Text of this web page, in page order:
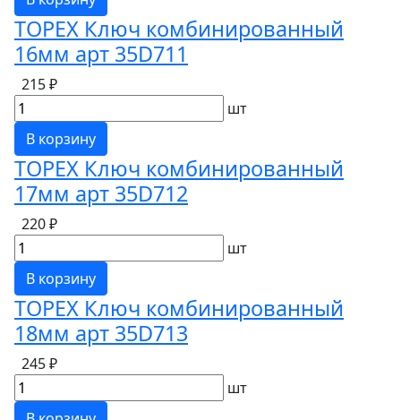
TOPEX Ключ комбинированный
16мм арт 35D711
215 ₽
шт
В корзину
TOPEX Ключ комбинированный
17мм арт 35D712
220 ₽
шт
В корзину
TOPEX Ключ комбинированный
18мм арт 35D713
245 ₽
шт